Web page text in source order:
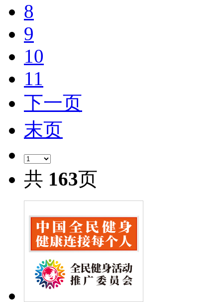
8
9
10
11
下一页
末页
共 163页